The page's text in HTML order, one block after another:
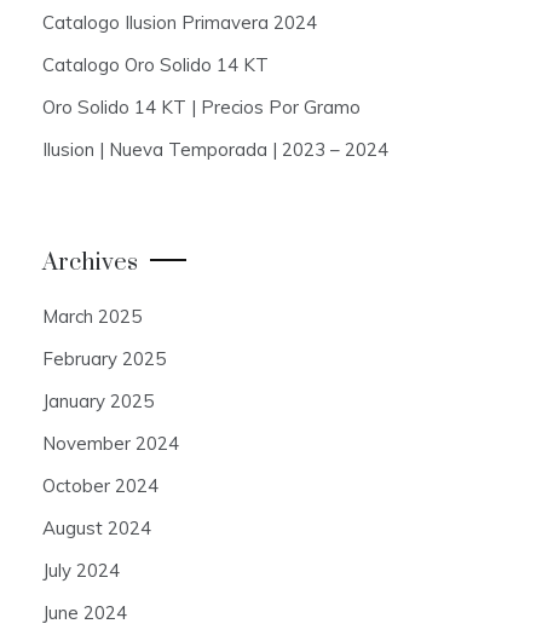
Catalogo Ilusion Primavera 2024
Catalogo Oro Solido 14 KT
Oro Solido 14 KT | Precios Por Gramo
Ilusion | Nueva Temporada | 2023 – 2024
Archives
March 2025
February 2025
January 2025
November 2024
October 2024
August 2024
July 2024
June 2024